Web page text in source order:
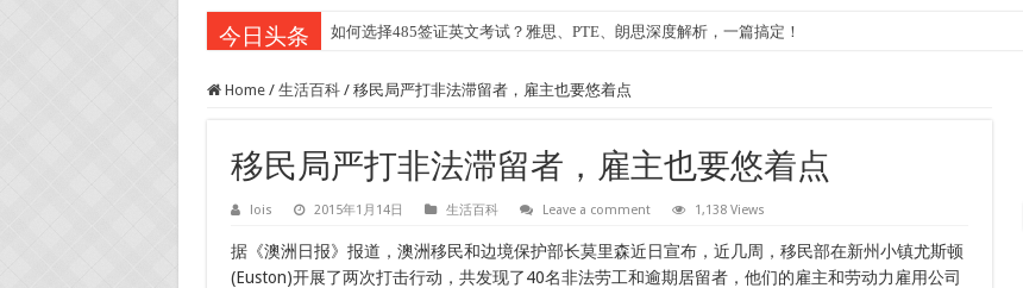
今日头条 如何选择485签证英文考试？雅思、PTE、朗思深度解析，一篇搞定！
Home / 生活百科 / 移民局严打非法滞留者，雇主也要悠着点
移民局严打非法滞留者，雇主也要悠着点
lois 2015年1月14日 生活百科 Leave a comment 1,138 Views
据《澳洲日报》报道，澳洲移民和边境保护部长莫里森近日宣布，近几周，移民部在新州小镇尤斯顿
(Euston)开展了两次打击行动，共发现了40名非法劳工和逾期居留者，他们的雇主和劳动力雇用公司